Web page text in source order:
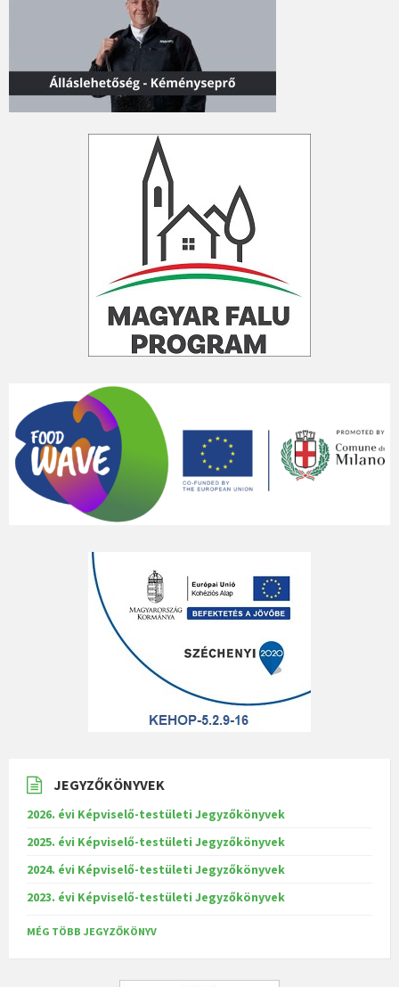
JEGYZŐKÖNYVEK
2026. évi Képviselő-testületi Jegyzőkönyvek
2025. évi Képviselő-testületi Jegyzőkönyvek
2024. évi Képviselő-testületi Jegyzőkönyvek
2023. évi Képviselő-testületi Jegyzőkönyvek
MÉG TÖBB JEGYZŐKÖNYV